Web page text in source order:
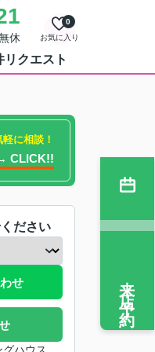
休 お気に入り
0
リクエスト
軽に相談！
CLICK!!
ださい
せ 来店予約